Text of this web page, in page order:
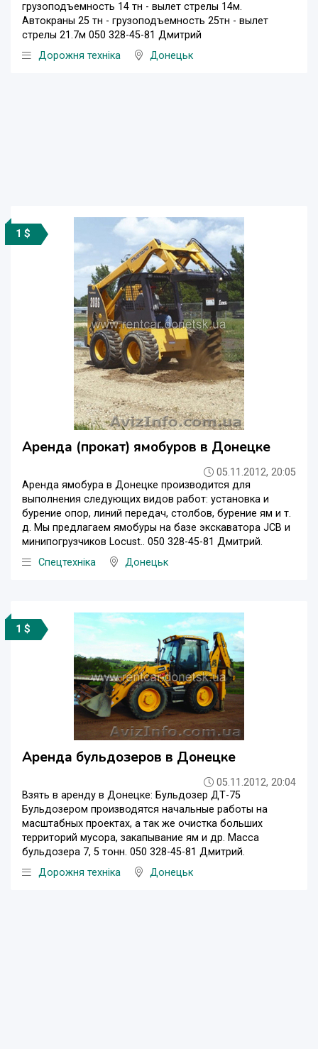
грузоподъемность 14 тн - вылет стрелы 14м.
Автокраны 25 тн - грузоподъемность 25тн - вылет
стрелы 21.7м 050 328-45-81 Дмитрий
Дорожня техніка
Донецьк
1 $
Аренда (прокат) ямобуров в Донецке
05.11.2012, 20:05
Аренда ямобура в Донецке производится для
выполнения следующих видов работ: установка и
бурение опор, линий передач, столбов, бурение ям и т.
д. Мы предлагаем ямобуры на базе экскаватора JCB и
минипогрузчиков Locust.. 050 328-45-81 Дмитрий.
Спецтехніка
Донецьк
1 $
Аренда бульдозеров в Донецке
05.11.2012, 20:04
Взять в аренду в Донецке: Бульдозер ДТ-75
Бульдозером производятся начальные работы на
масштабных проектах, а так же очистка больших
территорий мусора, закапывание ям и др. Масса
бульдозера 7, 5 тонн. 050 328-45-81 Дмитрий.
Дорожня техніка
Донецьк